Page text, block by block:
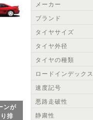
ンが
排
メーカー
ブランド
タイヤサイズ
タイヤ外径
タイヤの種類
ロードインデックス
速度記号
悪路走破性
静粛性